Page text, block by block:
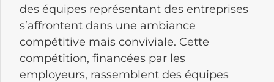
des équipes représentant des entreprises
s’affrontent dans une ambiance
compétitive mais conviviale. Cette
compétition, financées par les
employeurs, rassemblent des équipes